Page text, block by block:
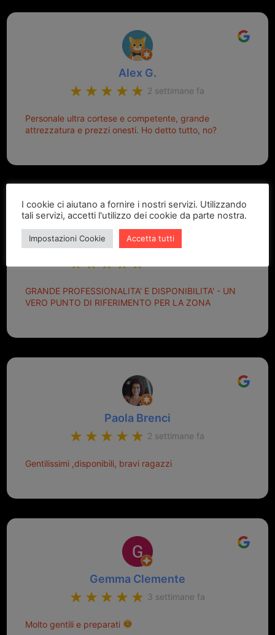
Alex G.
2 settimane fa
Personale ultra cortese e competente, grande
attrezzatura e prezzi onesti. Ho detto tutto, no?
Marcello Dastoli
GRANDE PROFESSIONALITA' E DISPONIBILITA' - UN
VERO PUNTO DI RIFERIMENTO PER LA ZONA
Paola Brenci
2 settimane fa
Gentilissimi ,disponibili, bravi ragazzi
Gemma Clemente
3 settimane fa
Molto gentili e preparati
I cookie ci aiutano a fornire i nostri servizi. Utilizzando
tali servizi, accetti l'utilizzo dei cookie da parte nostra.
Impostazioni Cookie Accetta tutti